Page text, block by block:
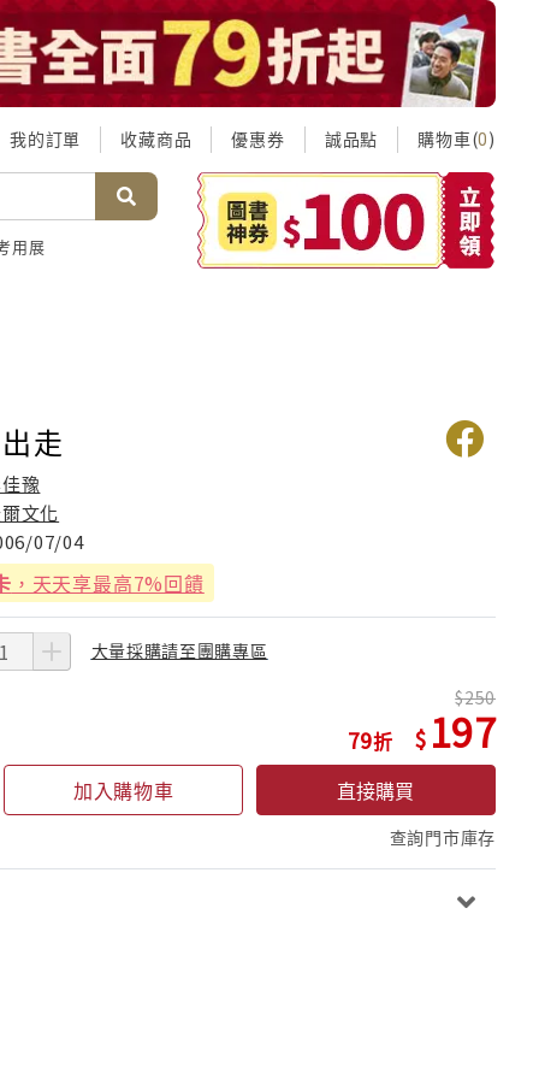
我的訂單 收藏商品 優惠券 誠品點 購物車(0)
用展
走
豫
文化
07/04
，天天享最高7%回饋
大量採購請至團購專區
79
250
197
加入購物車 直接購買
查詢門市庫存